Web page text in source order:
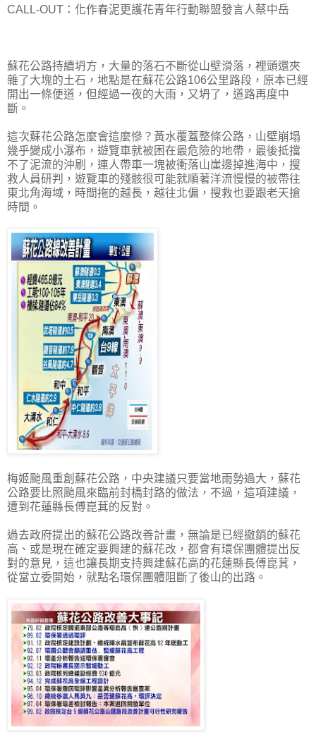
CALL-OUT：化作春泥更護花青年行動聯盟發言人蔡中岳
蘇花公路持續坍方，大量的落石不斷從山壁滑落，裡頭還夾
雜了大塊的土石，地點是在蘇花公路106公里路段，原本已經
開出一條便道，但經過一夜的大雨，又坍了，道路再度中
斷。
這次蘇花公路怎麼會這麼慘？黃水覆蓋整條公路，山壁崩塌
幾乎變成小瀑布，遊覽車就被困在最危險的地帶，最後抵擋
不了泥流的沖刷，連人帶車一塊被衝落山崖邊掉進海中，搜
救人員研判，遊覽車的殘骸很可能就順著洋流慢慢的被帶往
東北角海域，時間拖的越長，越往北偏，搜救也要跟老天搶
時間。
梅姬颱風重創蘇花公路，中央建議只要當地雨勢過大，蘇花
公路要比照颱風來臨前封橋封路的做法，不過，這項建議，
遭到花蓮縣長傅崑萁的反對。
過去政府提出的蘇花公路改善計畫，無論是已經撤銷的蘇花
高、或是現在確定要興建的蘇花改，都會有環保團體提出反
對的意見，這也讓長期支持興建蘇花高的花蓮縣長傅崑萁，
從當立委開始，就點名環保團體阻斷了後山的出路。